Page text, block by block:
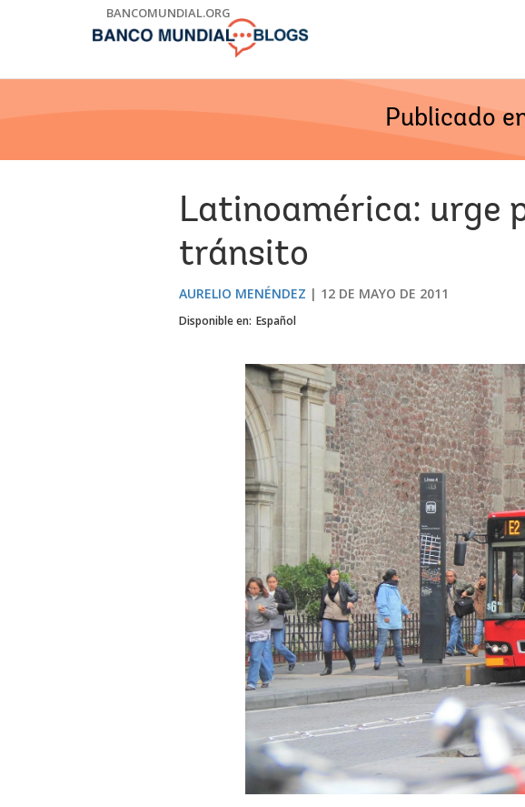
BANCOMUNDIAL.ORG
Publicado
Latinoamérica: urge
tránsito
AURELIO MENÉNDEZ 12 DE MAYO DE 2011
Disponible en: Español